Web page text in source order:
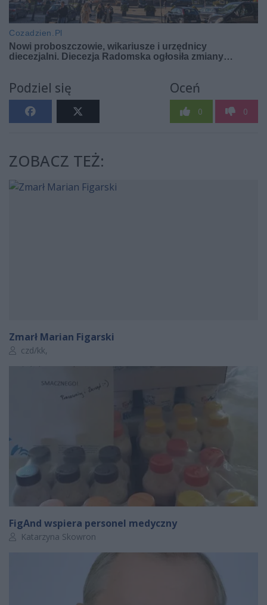
Podziel się Oceń
0 0
ZOBACZ TEŻ:
Zmarł Marian Figarski
Autor artykułu:
czd/kk,
FigAnd wspiera personel medyczny
Autor artykułu:
Katarzyna Skowron